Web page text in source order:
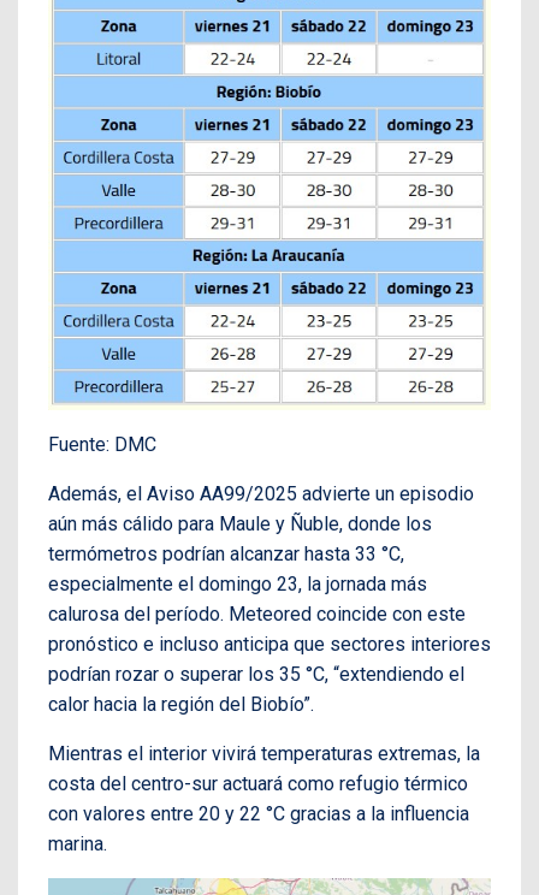
Fuente: DMC
Además, el Aviso AA99/2025 advierte un episodio
aún más cálido para Maule y Ñuble, donde los
termómetros podrían alcanzar hasta 33 °C,
especialmente el domingo 23, la jornada más
calurosa del período. Meteored coincide con este
pronóstico e incluso anticipa que sectores interiores
podrían rozar o superar los 35 °C, “extendiendo el
calor hacia la región del Biobío”.
Mientras el interior vivirá temperaturas extremas, la
costa del centro-sur actuará como refugio térmico
con valores entre 20 y 22 °C gracias a la influencia
marina.